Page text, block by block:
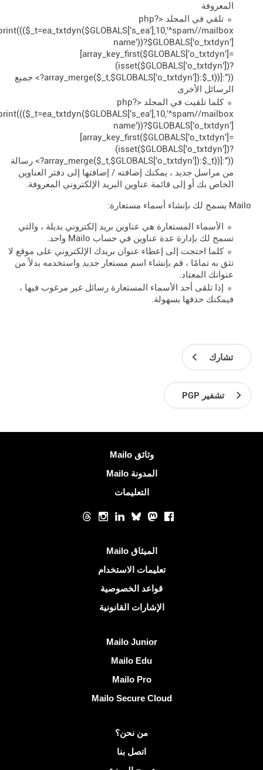
المعروفة
تلقي في المجلد <?php
mailbox
name'))?$GLOBALS['o_txtdyn']
[array_key_first($GLOBALS['o_txtdyn']=
(isset($GLOBALS['o_txtdyn'])?
array_merge($_t,$GLOBALS['o_txtdyn']):$_t))]:''))?> جميع
الرسائل الأخرى
كلما تلقيت في المجلد <?php
mailbox
name'))?$GLOBALS['o_txtdyn']
[array_key_first($GLOBALS['o_txtdyn']=
(isset($GLOBALS['o_txtdyn'])?
array_merge($_t,$GLOBALS['o_txtdyn']):$_t))]:''))?> رسالة
من مراسل جديد ، يمكنك إضافته / إضافتها إلى دفتر العناوين
الخاص بك أو إلى قائمة عناوين البريد الإلكتروني المعروفة.
Mailo يسمح لك بإنشاء أسماء مستعارة:
الأسماء المستعارة هي عناوين بريد إلكتروني بديلة ، والتي
تسمح لك بإدارة عدة عناوين في حساب Mailo واحد.
كلما احتجت إلى إعطاء عنوان بريدك الإلكتروني على موقع لا
تثق به تمامًا ، قم بإنشاء اسم مستعار جديد واستخدمه بدلاً من
عنوانك المعتاد.
إذا تلقى أحد الأسماء المستعارة رسائل غير مرغوب فيها ،
فيمكنك حذفها بسهولة.
تشارك
تشفير PGP
وثائق Mailo
المدونة Mailo
التعليمات
Facebook
Mastodon
Bluesky
LinkedIn
Instagram
Threads
الميثاق Mailo
تعليمات الاستخدام
قواعد الخصوصية
الإشارات القانونية
Mailo Junior
Mailo Edu
Mailo Pro
Mailo Secure Cloud
من نحن؟
اتصل بنا